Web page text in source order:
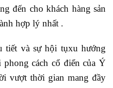
đến cho khách hàng sản
hợp lý nhất .
và sự hội tụxu hướng
cách cổ điển của Ý
vượt thời gian mang đầy